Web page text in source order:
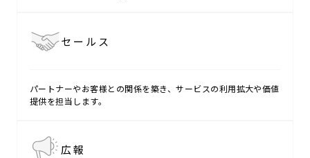
セールス
パートナーやお客様との関係を築き、サービスの利用拡大や価値
提供を担当します。
広報